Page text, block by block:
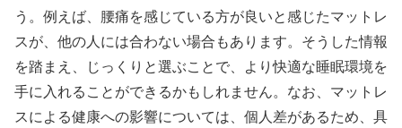
う。例えば、腰痛を感じている方が良いと感じたマットレ
スが、他の人には合わない場合もあります。そうした情報
を踏まえ、じっくりと選ぶことで、より快適な睡眠環境を
手に入れることができるかもしれません。なお、マットレ
スによる健康への影響については、個人差があるため、具